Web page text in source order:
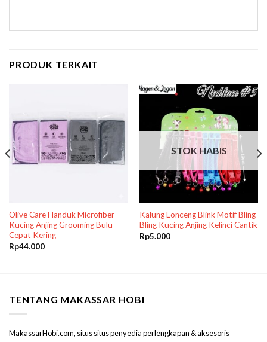
PRODUK TERKAIT
Olive Care Handuk Microfiber
Kucing Anjing Grooming Bulu
Cepat Kering
Rp44.000
STOK HABIS
Kalung Lonceng Blink Motif Bling
Bling Kucing Anjing Kelinci Cantik
Rp5.000
TENTANG MAKASSAR HOBI
MakassarHobi.com, situs situs penyedia perlengkapan & aksesoris